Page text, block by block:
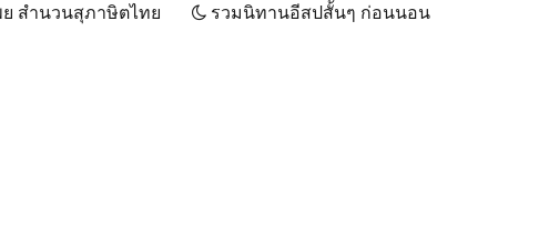
ย สำนวนสุภาษิตไทย รวมนิทานอีสปสั้นๆ ก่อนนอน